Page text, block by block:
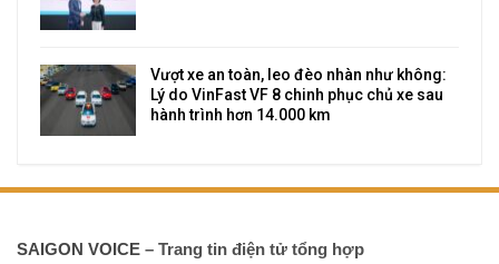
Vượt xe an toàn, leo đèo nhàn như không:
Lý do VinFast VF 8 chinh phục chủ xe sau
hành trình hơn 14.000 km
SAIGON VOICE – Trang tin điện tử tổng hợp